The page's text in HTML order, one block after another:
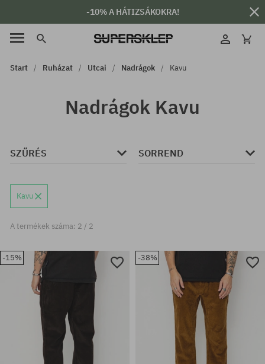
-10% A HÁTIZSÁKOKRA!
Start Ruházat Utcai Nadrágok Kavu
Nadrágok Kavu
SZŰRÉS SORREND
Kavu
A termékek száma: 2 / 2
-15% -38%